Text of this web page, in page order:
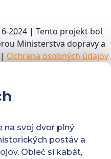
2024 | Tento projekt bol
Ministerstva dopravy a
Ochrana osobných údajov
na svoj dvor plný
postáv a
Obleč si kabát,